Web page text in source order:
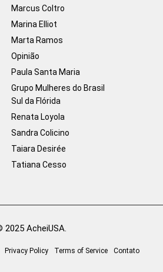
Marcus Coltro
Marina Elliot
Marta Ramos
Opinião
Paula Santa Maria
Grupo Mulheres do Brasil
Sul da Flórida
Renata Loyola
Sandra Colicino
Taiara Desirée
Tatiana Cesso
2025 AcheiUSA.
Privacy Policy Terms of Service Contato